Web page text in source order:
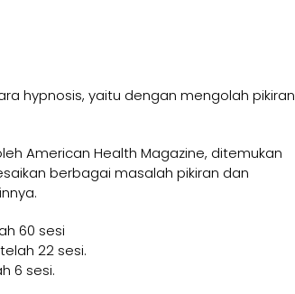
hypnosis, yaitu dengan mengolah pikiran
American Health Magazine, ditemukan
berbagai masalah pikiran dan
60 sesi
22 sesi.
6 sesi.